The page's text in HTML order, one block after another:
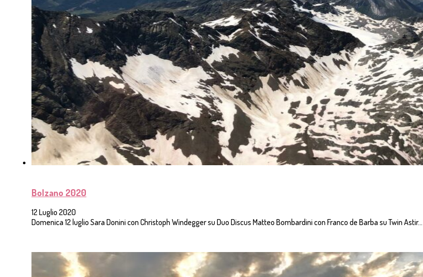
Bolzano 2020
12 Luglio 2020
Domenica 12 luglio Sara Donini con Christoph Windegger su Duo Discus Matteo Bombardini con Franco de Barba su Twin Astir…